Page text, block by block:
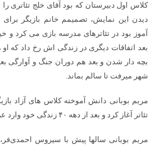
کلاس اول دبیرستان که بود آقای خلج تئاتری را
دیدن این نمایش، تصمیمم خانم بازیگر
آموز بود در تئاترهای مدرسه بازی می کرد و
بعد اتفاقات دیگری در زندگی اش رخ داد که او
بچه دار شدن و بعد هم دوران جنگ و آوارگی
شهر میرفت تا سالم بماند.
مریم بوبانی دانش آموخته کلاس های آزاد
تئاتر آغاز کرد و بعد از دهه ۴۰ زندگی خود وارد عرصه حرفه ای سینما و تلویزیون شد.
مریم بوبانی سالها پیش با سیروس احمدی‌فر،